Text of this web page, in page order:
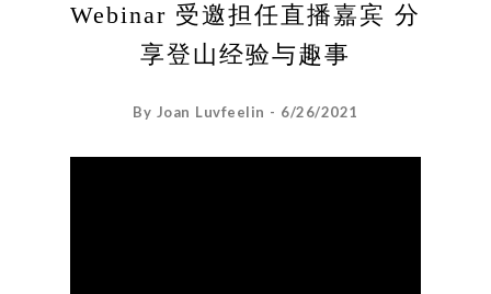
Webinar 受邀担任直播嘉宾 分
享登山经验与趣事
By Joan Luvfeelin - 6/26/2021